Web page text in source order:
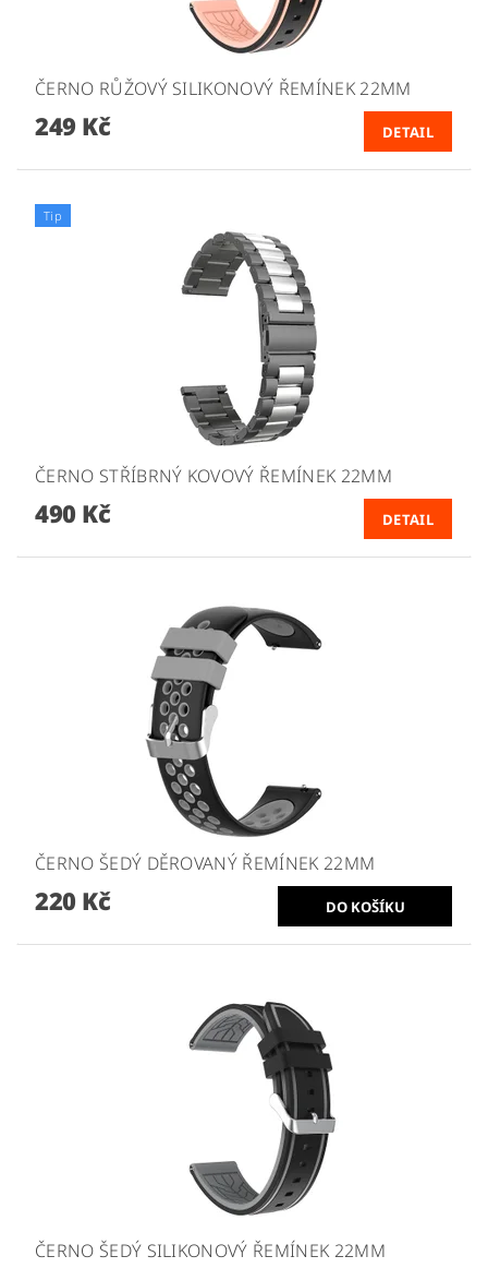
ČERNO RŮŽOVÝ SILIKONOVÝ ŘEMÍNEK 22MM
249 Kč DETAIL
Tip
ČERNO STŘÍBRNÝ KOVOVÝ ŘEMÍNEK 22MM
490 Kč DETAIL
ČERNO ŠEDÝ DĚROVANÝ ŘEMÍNEK 22MM
220 Kč
ČERNO ŠEDÝ SILIKONOVÝ ŘEMÍNEK 22MM